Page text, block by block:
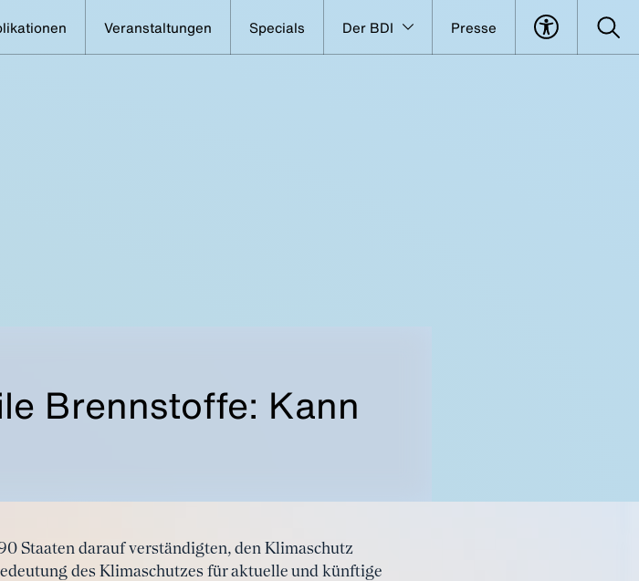
Veranstaltungen Specials Der BDI Presse
Brennstoffe: Kann
Staaten darauf verständigten, den Klimaschutz
des Klimaschutzes für aktuelle und künftige